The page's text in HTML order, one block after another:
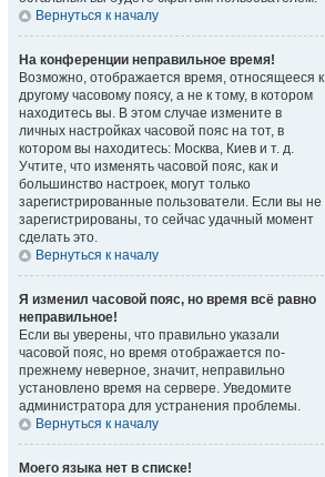
Вернуться к началу
На конференции неправильное время!
Возможно, отображается время, относящееся к
другому часовому поясу, а не к тому, в котором
находитесь вы. В этом случае измените в
личных настройках часовой пояс на тот, в
котором вы находитесь: Москва, Киев и т. д.
Учтите, что изменять часовой пояс, как и
большинство настроек, могут только
зарегистрированные пользователи. Если вы не
зарегистрированы, то сейчас удачный момент
сделать это.
Вернуться к началу
Я изменил часовой пояс, но время всё равно
неправильное!
Если вы уверены, что правильно указали
часовой пояс, но время отображается по-
прежнему неверное, значит, неправильно
установлено время на сервере. Уведомите
администратора для устранения проблемы.
Вернуться к началу
Моего языка нет в списке!